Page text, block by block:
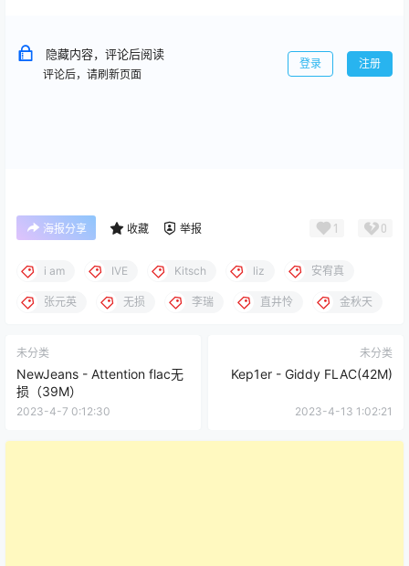
隐藏内容，评论后阅读
评论后，请刷新页面
登录 注册
海报分享 收藏 举报 1 0
i am IVE Kitsch liz 安宥真
张元英 无损 李瑞 直井怜 金秋天
未分类
NewJeans - Attention flac无
损（39M）
2023-4-7 0:12:30
未分类
Kep1er - Giddy FLAC(42M)
2023-4-13 1:02:21